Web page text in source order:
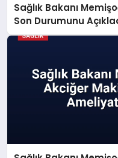
Sağlık Bakanı
Son Durumunu